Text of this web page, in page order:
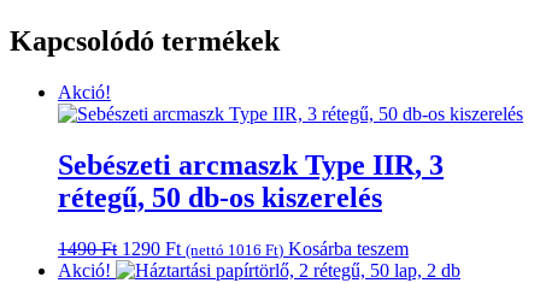
Kapcsolódó termékek
Akció!
Sebészeti arcmaszk Type IIR, 3
rétegű, 50 db-os kiszerelés
1490Ft Original
price
1290 FtCurrent
price
(nettó 1016 Ft) Kosárba teszem
Akció!